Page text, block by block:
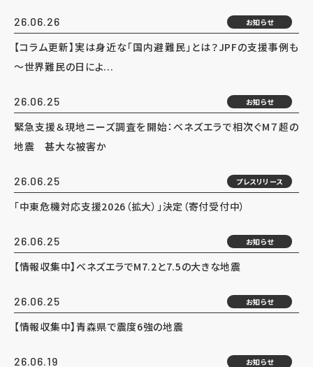
26.06.26 お知らせ
【コラム更新】実は身近な「国内避難民」とは？JPFの支援事例も
～世界難民の日によ...
26.06.25 お知らせ
緊急支援＆現地ニーズ調査を開始：ベネズエラで相次ぐM７超の
地震 甚大な被害か
26.06.25 プレスリリース
「中東危機対応支援2026（拡大）」決定（寄付受付中）
26.06.25 お知らせ
【情報収集中】ベネズエラでM7.2と7.5の大きな地震
26.06.25 お知らせ
【情報収集中】青森県で震度6強の地震
26.06.19 お知らせ